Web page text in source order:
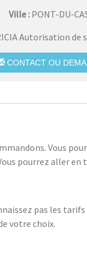
Ville : PONT-DU-
Autorisation de
CONTACT OU
Vous
pourrez aller en
pas les
votre choix.